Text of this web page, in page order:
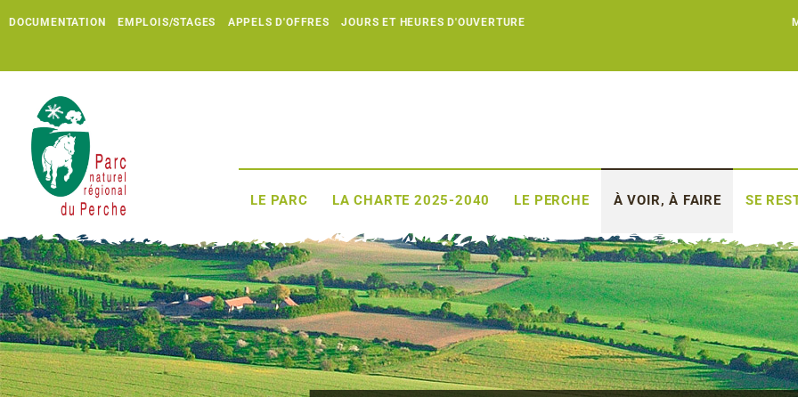
DOCUMENTATION EMPLOIS/STAGES APPELS D'OFFRES JOURS ET HEURES D'OUVERTURE
LE PARC LA CHARTE 2025-2040 LE PERCHE À VOIR, À FAIRE SE